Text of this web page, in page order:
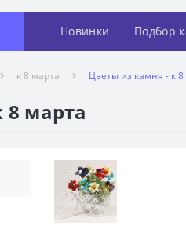
Новинки Подбор
к 8 марта Цветы из камня - к 8
8 марта